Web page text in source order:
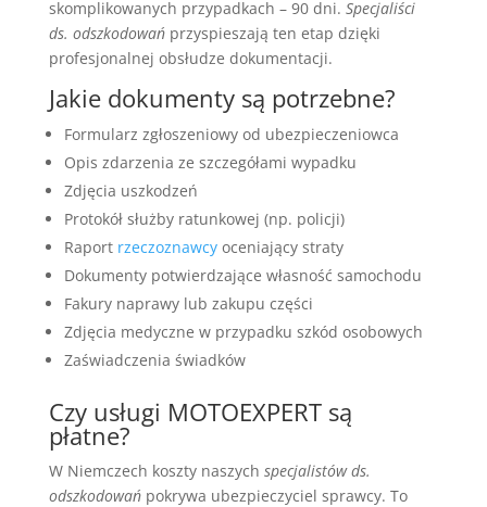
skomplikowanych przypadkach – 90 dni. Specjaliści
ds. odszkodowańprzyspieszają ten etap dzięki
profesjonalnej obsłudze dokumentacji.
Jakie dokumenty są potrzebne?
Formularz zgłoszeniowy od ubezpieczeniowca
Opis zdarzenia ze szczegółami wypadku
Zdjęcia uszkodzeń
Protokół służby ratunkowej (np. policji)
Raport rzeczoznawcyoceniający straty
Dokumenty potwierdzające własność samochodu
Fakury naprawy lub zakupu części
Zdjęcia medyczne w przypadku szkód osobowych
Zaświadczenia świadków
Czy usługi MOTOEXPERT są
płatne?
W Niemczech koszty naszych specjalistów ds.
odszkodowańpokrywa ubezpieczyciel sprawcy. To